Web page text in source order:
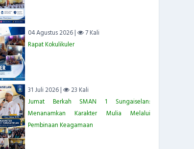
04 Agustus 2026 |
7 Kali
Rapat Kokulikuler
31 Juli 2026 |
23 Kali
Jumat Berkah SMAN 1 Sungaiselan:
Menanamkan Karakter Mulia Melalui
Pembinaan Keagamaan